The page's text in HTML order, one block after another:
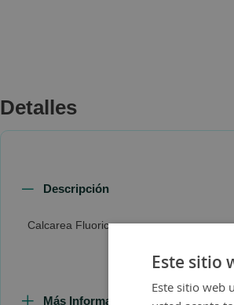
Detalles
Descripción
Calcarea Fluorica
Más Información
Este sitio
Este sitio web